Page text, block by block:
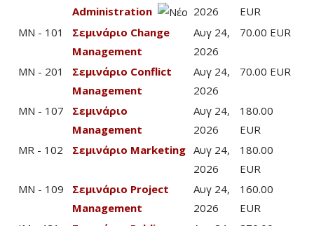
Administration
2026
EUR
MN - 101
Σεμινάριο Change
Management
Αυγ 24,
2026
70.00 EUR
MN - 201
Σεμινάριο Conflict
Management
Αυγ 24,
2026
70.00 EUR
MN - 107
Σεμινάριο
Management
Αυγ 24,
2026
180.00
EUR
MR - 102
Σεμινάριο Marketing Αυγ 24,
2026
180.00
EUR
MN - 109
Σεμινάριο Project
Management
Αυγ 24,
2026
160.00
EUR